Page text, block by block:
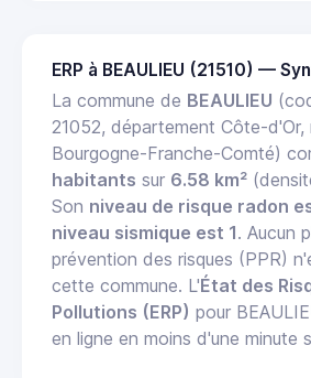
ERP à BEAULIEU (21510) —
La commune de BEAULIEU
21052, département Côte-d'Or,
Bourgogne-Franche-Comté)
habitants sur 6.58 km²
Son niveau de risque radon
niveau sismique est 1. Aucun
prévention des risques (PPR)
cette commune. L'État des
Pollutions (ERP) pour
en ligne en moins d'une minute